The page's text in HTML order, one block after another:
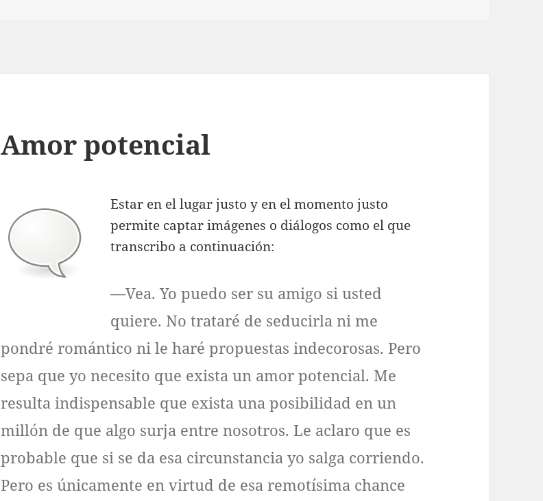
Amor potencial
Estar en el lugar justo y en el momento justo
permite captar imágenes o diálogos como el que
transcribo a continuación:
—Vea. Yo puedo ser su amigo si usted
quiere. No trataré de seducirla ni me
pondré romántico ni le haré propuestas indecorosas. Pero
sepa que yo necesito que exista un amor potencial. Me
resulta indispensable que exista una posibilidad en un
millón de que algo surja entre nosotros. Le aclaro que es
probable que si se da esa circunstancia yo salga corriendo.
Pero es únicamente en virtud de esa remotísima chance